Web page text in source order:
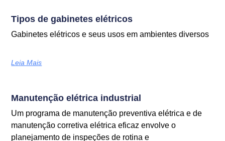
Tipos de gabinetes elétricos
Gabinetes elétricos e seus usos em ambientes diversos
Leia Mais
Manutenção elétrica industrial
Um programa de manutenção preventiva elétrica e de
manutenção corretiva elétrica eficaz envolve o
planejamento de inspeções de rotina e